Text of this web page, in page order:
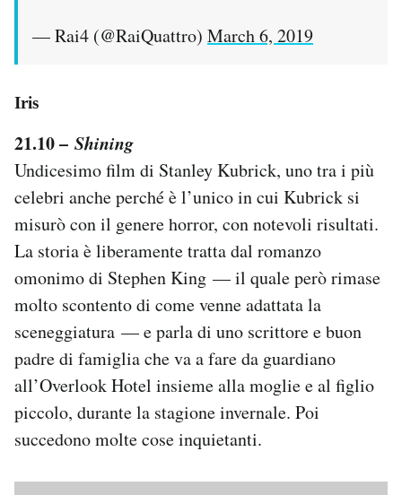
— Rai4 (@RaiQuattro) March 6, 2019
Iris
21.10 – Shining
Undicesimo film di Stanley Kubrick, uno tra i più
celebri anche perché è l’unico in cui Kubrick si
misurò con il genere horror, con notevoli risultati.
La storia è liberamente tratta dal romanzo
omonimo di Stephen King — il quale però rimase
molto scontento di come venne adattata la
sceneggiatura — e parla di uno scrittore e buon
padre di famiglia che va a fare da guardiano
all’Overlook Hotel insieme alla moglie e al figlio
piccolo, durante la stagione invernale. Poi
succedono molte cose inquietanti.